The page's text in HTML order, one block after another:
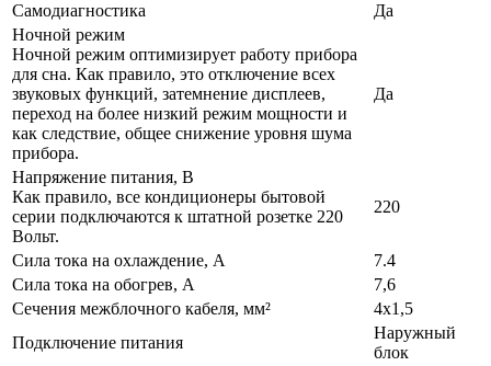
Самодиагностика
Да
Ночной режим
Ночной режим оптимизирует работу прибора
для сна. Как правило, это отключение всех
звуковых функций, затемнение дисплеев,
переход на более низкий режим мощности и
как следствие, общее снижение уровня шума
прибора.
Да
Напряжение питания, В
Как правило, все кондиционеры бытовой
серии подключаются к штатной розетке 220
Вольт.
220
Сила тока на охлаждение, А
7.4
Сила тока на обогрев, А
7,6
Сечения межблочного кабеля, мм²
4х1,5
Подключение питания
Наружный
блок